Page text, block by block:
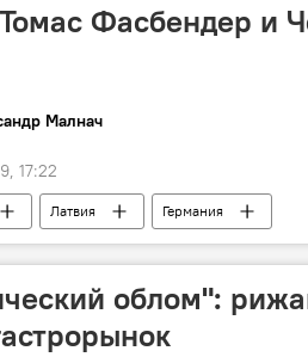
Фасбендер и
Малнач
17:22
Латвия Германия
облом":